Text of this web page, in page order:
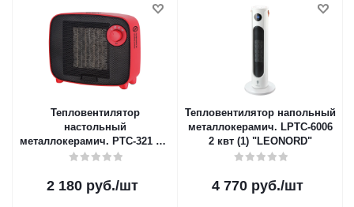
Тепловентилятор
настольный
металлокерамич. PTC-321 1,5
квт (красный) (1/6) "ENGY"
2 180руб./шт
Тепловентилятор напольный
металлокерамич. LPTC-6006
2 квт (1) "LEONORD"
4 770руб./шт